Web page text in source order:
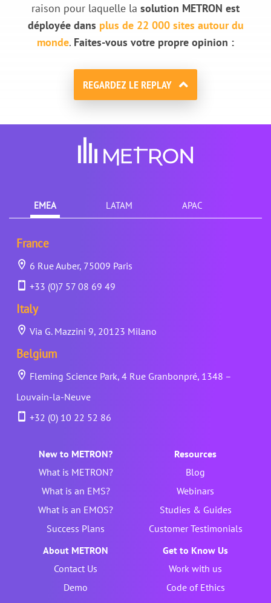
raison pour laquelle la solution METRON est
déployée dans plus de 22 000 sites autour du
monde. Faites-vous votre propre opinion :
REGARDEZ LE REPLAY
EMEA LATAM APAC
France
6 Rue Auber, 75009 Paris
+33 (0)7 57 08 69 49
Italy
Via G. Mazzini 9, 20123 Milano
Belgium
Fleming Science Park, 4 Rue Granbonpré, 1348 –
Louvain-la-Neuve
+32 (0) 10 22 52 86
New to METRON?
What is METRON?
What is an EMS?
What is an EMOS?
Success Plans
Resources
Blog
Webinars
Studies & Guides
Customer Testimonials
About METRON
Contact Us
Demo
Get to Know Us
Work with us
Code of Ethics